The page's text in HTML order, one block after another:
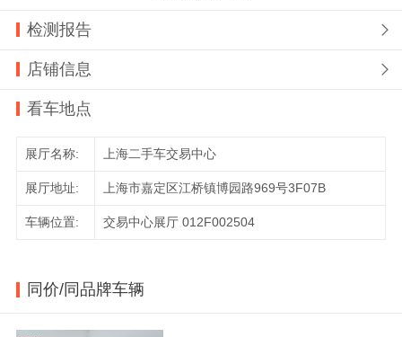
检测报告 
店铺信息 
看车地点
展厅名称: 上海二手车交易中心
展厅地址: 上海市嘉定区江桥镇博园路969号3F07B
车辆位置: 交易中心展厅 012F002504
同价/同品牌车辆